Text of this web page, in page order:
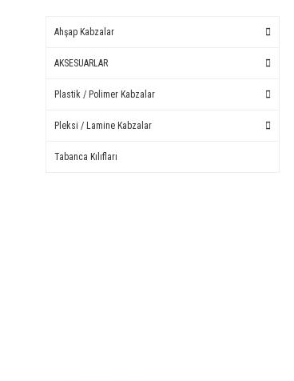
Ahşap Kabzalar
AKSESUARLAR
Plastik / Polimer Kabzalar
Pleksi / Lamine Kabzalar
Tabanca Kılıfları